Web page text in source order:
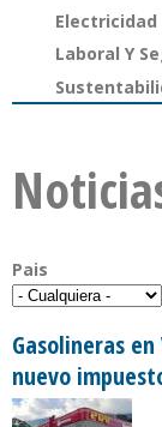
Electricidad
Laboral Y
Pais
Gasolineras
nuevo